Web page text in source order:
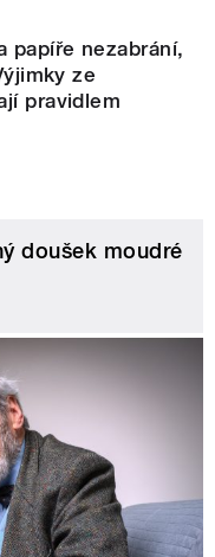
papíře nezabrání,
ze
pravidlem
doušek moudré